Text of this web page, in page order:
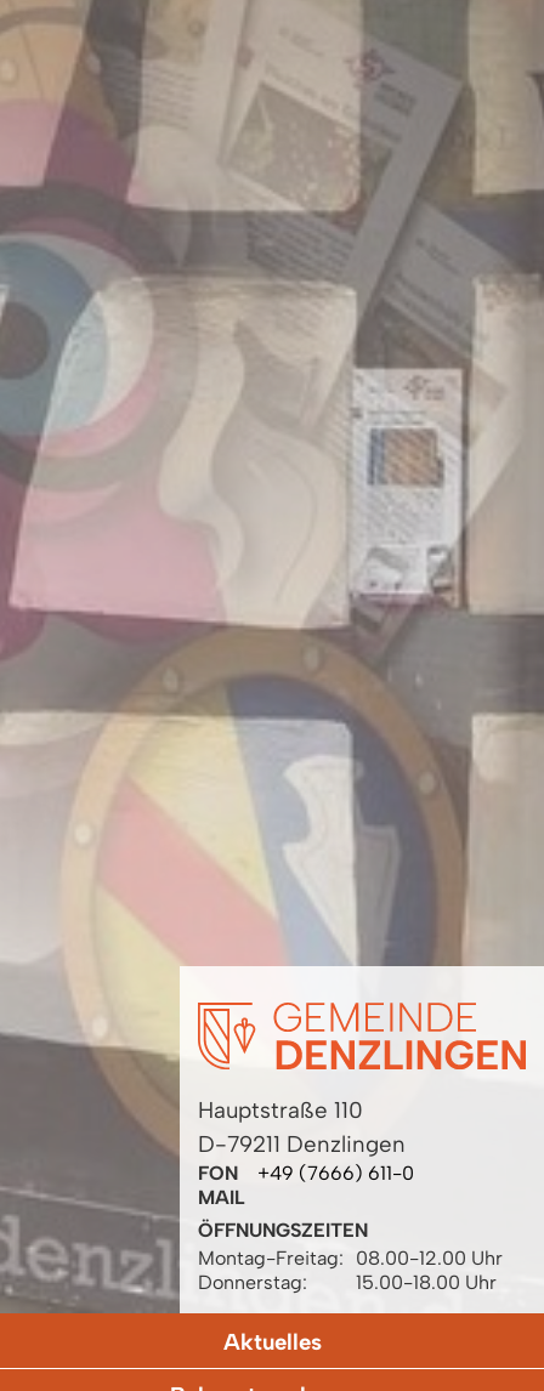
Hauptstraße 110
D-79211 Denzlingen
FON
+49 (7666) 611-0
MAIL
ÖFFNUNGSZEITEN
Montag-Freitag:
08.00-12.00 Uhr
Donnerstag:
15.00-18.00 Uhr
Aktuelles